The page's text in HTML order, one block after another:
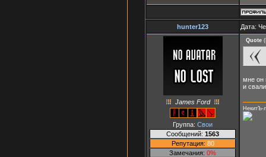
hunter123 Дата:
James Ford
Группа: Свои
Сообщений: 1563
Репутация: 80
Замечания: 0%
Quote (
мне он
и
НекитЪ-